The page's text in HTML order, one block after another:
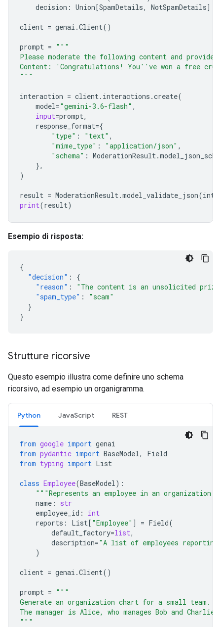
decision : Union[SpamDetails, NotSpamDetails]
client = genai .Client()
prompt = """
Please moderate the following content and provide
Content: 'Congratulations! You''ve won a free
"""
interaction = client. interactions .create(
model="gemini-3.6-flash" ,
input=prompt,
response_format={
"type" : "text" ,
"mime_type" : "application/json" ,
"schema" : ModerationResult.
},
)
result = ModerationResult.model_validate_json(
print(result)
Esempio di risposta:
{
"decision" :
{
"reason" :
"The content is an unsolicited
"spam_type" :
"scam"
}
}
Strutture ricorsive
Questo esempio illustra come definire uno schema
ricorsivo, ad esempio un organigramma.
Python JavaScript REST
from google import genai
from pydantic import BaseModel,
Field
from typing import List
class Employee(BaseModel):
"""Represents an employee in an
name :
str
employee_id :
int
reports : List[ "Employee" ] = Field(
default_factory=list,
description="A list of employees
)
client = genai .Client()
prompt = """
Generate an organization chart for a small team.
The manager is Alice, who manages Bob and Charlie.
"""